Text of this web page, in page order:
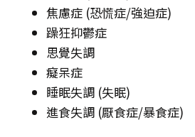
焦慮症 (恐慌症/強迫症)
躁狂抑鬱症
思覺失調
癡呆症
睡眠失調 (失眠)
進食失調 (厭食症/暴食症)